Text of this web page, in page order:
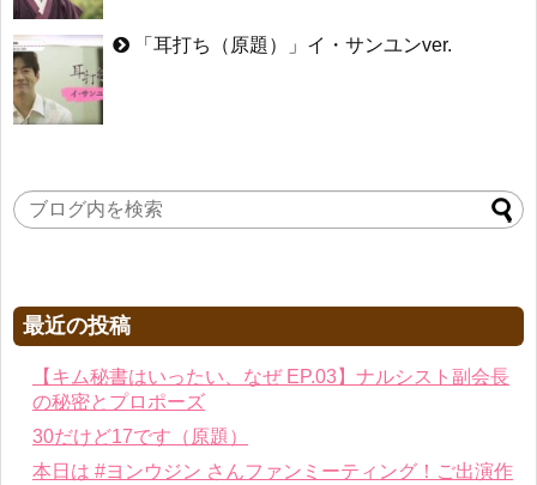
「耳打ち（原題）」イ・サンユンver.
最近の投稿
【キム秘書はいったい、なぜ EP.03】ナルシスト副会長
の秘密とプロポーズ
30だけど17です（原題）
本日は #ヨンウジン さんファンミーティング！ご出演作